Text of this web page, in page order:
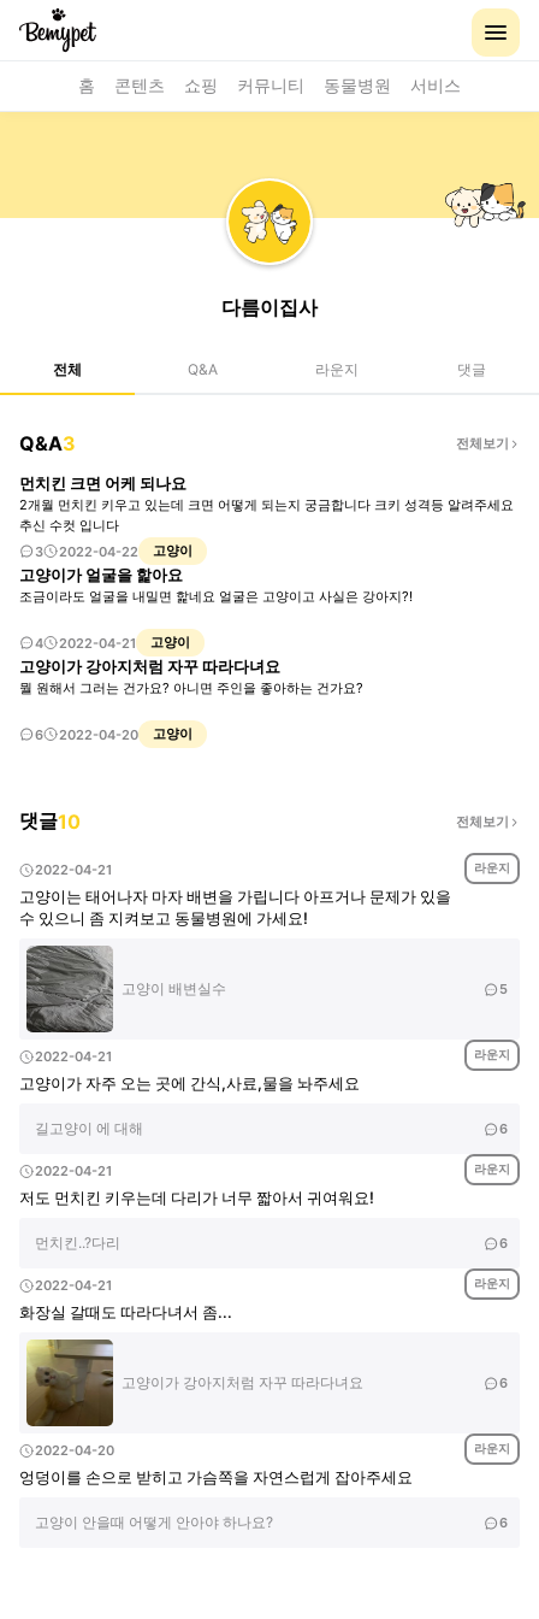
홈 콘텐츠 쇼핑 커뮤니티 동물병원 서비스
다름이집사
전체 Q&A 라운지 댓글
Q&A3 전체보기
먼치킨 크면 어케 되나요
2개월 먼치킨 키우고 있는데 크면 어떻게 되는지 궁금합니다 크키 성격등 알려주세요
추신 수컷 입니다
3
2022-04-22 고양이
고양이가 얼굴을 핥아요
조금이라도 얼굴을 내밀면 핥네요 얼굴은 고양이고 사실은 강아지?!
4 2022-04-21 고양이
고양이가 강아지처럼 자꾸 따라다녀요
뭘 원해서 그러는 건가요? 아니면 주인을 좋아하는 건가요?
6 2022-04-20 고양이
댓글10 전체보기
2022-04-21 라운지
고양이는 태어나자 마자 배변을 가립니다 아프거나 문제가 있을
수 있으니 좀 지켜보고 동물병원에 가세요!
고양이 배변실수 5
2022-04-21 라운지
고양이가 자주 오는 곳에 간식,사료,물을 놔주세요
길고양이 에 대해 6
2022-04-21 라운지
저도 먼치킨 키우는데 다리가 너무 짧아서 귀여워요!
먼치킨..?다리 6
2022-04-21 라운지
화장실 갈때도 따라다녀서 좀...
고양이가 강아지처럼 자꾸 따라다녀요 6
2022-04-20 라운지
엉덩이를 손으로 받히고 가슴쪽을 자연스럽게 잡아주세요
고양이 안을때 어떻게 안아야 하나요? 6